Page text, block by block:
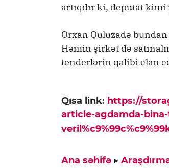
artıqdır ki, deputat
Orxan Quluzadə
Həmin şirkət də
tenderlərin qalibi elan
Qısa link: https://
article-agdamda-
Ana səhifə ▸